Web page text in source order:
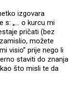
izgovara
s: „... o kurcu mi
pričati (bez
možete
visio” prije nego li
staviti do znanja
što misli te da